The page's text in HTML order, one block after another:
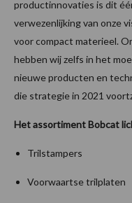
productinnovaties is dit
verwezenlijking van onze
voor compact materieel.
hebben wij zelfs in het
nieuwe producten en
die strategie in 2021
Het assortiment Bobcat
Trilstampers
Voorwaartse trilplaten